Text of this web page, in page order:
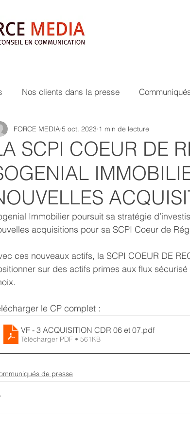
Nos clients dans la presse
SCPI COEUR DE
FORCE MEDIA 5 oct. 2023 1 min de lecture
Immobilier poursuit sa stratégie
acquisitions pour sa SCPI Coeur de
ces nouveaux actifs, la SCPI COEUR DE
sur des actifs primes aux flux
le CP complet :
VF - 3 ACQUISITION CDR 06 et 07.pdf
Télécharger PDF • 561KB
de presse